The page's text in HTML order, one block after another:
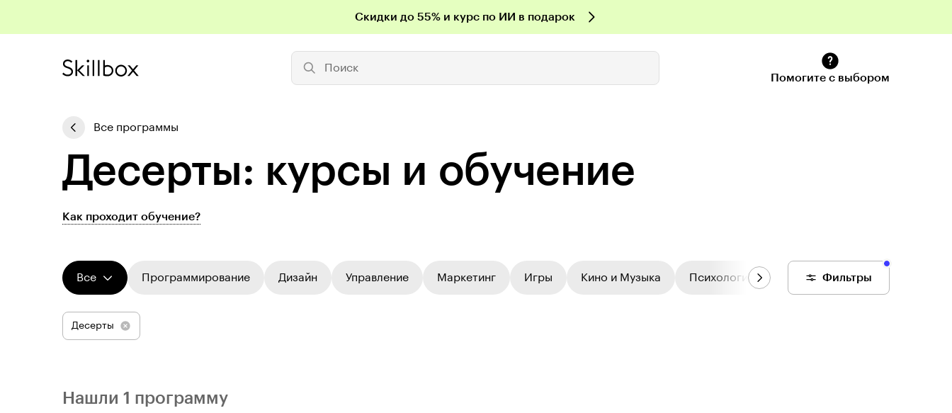
Скидки до 55% и курс по ИИ в подарок
Поиск
Помогите с выбором
Все программы
Десерты: курсы и обучение
Как проходит обучение?
Фильтры
Все Программирование Дизайн Управление Маркетинг Игры Кино и Музыка Психология Цифровой колледж
Десерты
Нашли 1 программу